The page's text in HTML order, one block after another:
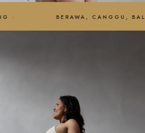
BERAWA, CANGGU, BALI ·